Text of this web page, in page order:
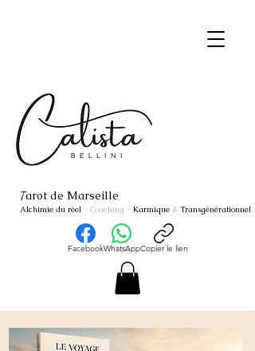
Tarot de Marseille
Alchimie du réel - Coaching - Karmique & Transgénérationnel
FacebookWhatsAppCopier le lien